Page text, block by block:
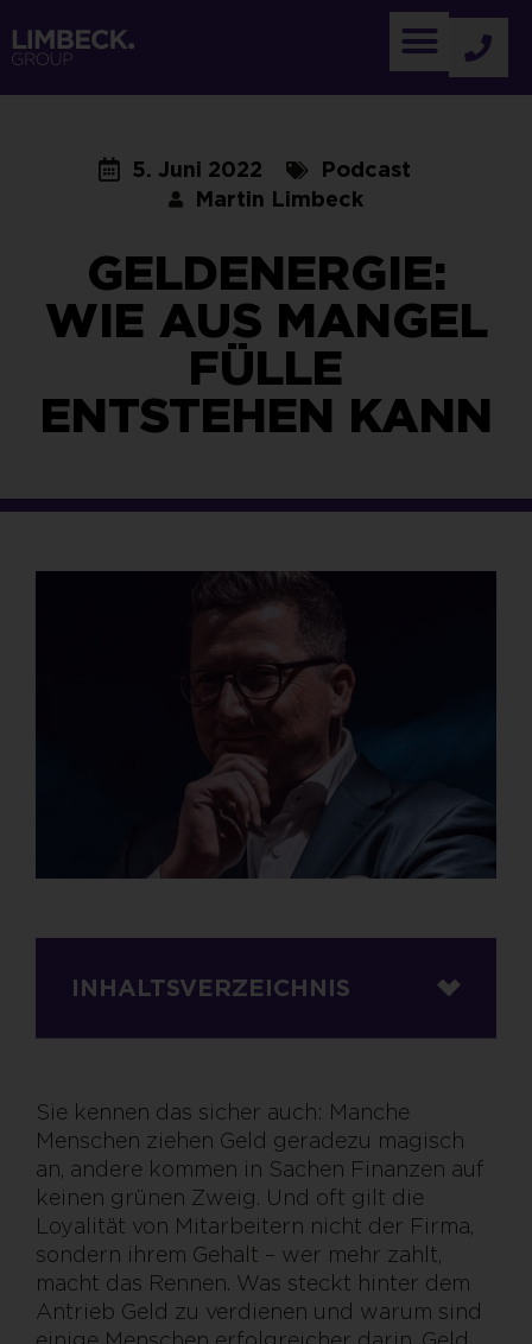
5. Juni 2022
Podcast
Martin Limbeck
GELDENERGIE:
WIE AUS MANGEL
FÜLLE
ENTSTEHEN KANN
INHALTSVERZEICHNIS
Sie kennen das sicher auch: Manche
Menschen ziehen Geld geradezu magisch
an, andere kommen in Sachen Finanzen auf
keinen grünen Zweig. Und oft gilt die
Loyalität von Mitarbeitern nicht der Firma,
sondern ihrem Gehalt – wer mehr zahlt,
macht das Rennen. Was steckt hinter dem
Antrieb Geld zu verdienen und warum sind